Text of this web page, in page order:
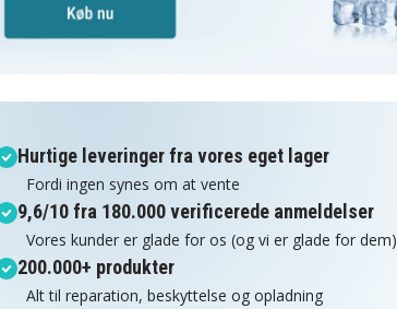
Hurtige leveringer fra vores eget lager
Fordi ingen synes om at vente
9,6/10 fra 180.000 verificerede anmeldelser
Vores kunder er glade for os (og vi er glade for dem)
200.000+ produkter
Alt til reparation, beskyttelse og opladning